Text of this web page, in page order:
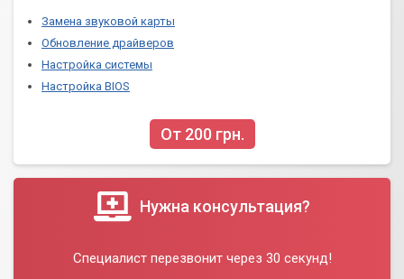
Замена звуковой карты
Обновление драйверов
Настройка системы
Настройка BIOS
От 200 грн.
Нужна консультация?
Специалист перезвонит через 30 секунд!